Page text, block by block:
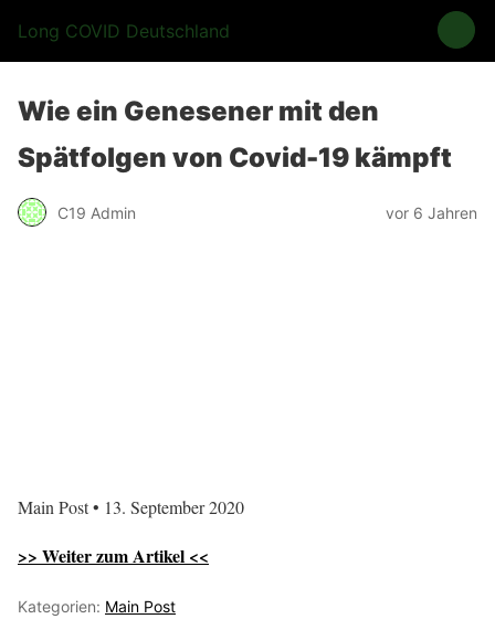
Long COVID Deutschland
Wie ein Genesener mit den
Spätfolgen von Covid-19 kämpft
C19 Admin vor 6 Jahren
Main Post • 13. September 2020
>> Weiter zum Artikel <<
Kategorien: Main Post